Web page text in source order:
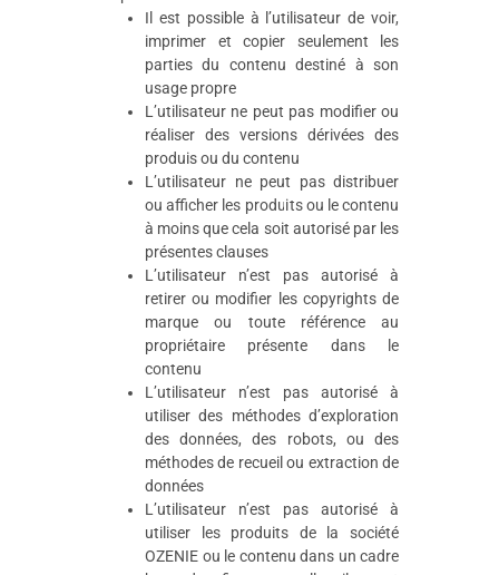
Il est possible à l’utilisateur de voir,
imprimer et copier seulement les
parties du contenu destiné à son
usage propre
L’utilisateur ne peut pas modifier ou
réaliser des versions dérivées des
produis ou du contenu
L’utilisateur ne peut pas distribuer
ou afficher les produits ou le contenu
à moins que cela soit autorisé par les
présentes clauses
L’utilisateur n’est pas autorisé à
retirer ou modifier les copyrights de
marque ou toute référence au
propriétaire présente dans le
contenu
L’utilisateur n’est pas autorisé à
utiliser des méthodes d’exploration
des données, des robots, ou des
méthodes de recueil ou extraction de
données
L’utilisateur n’est pas autorisé à
utiliser les produits de la société
OZENIE ou le contenu dans un cadre